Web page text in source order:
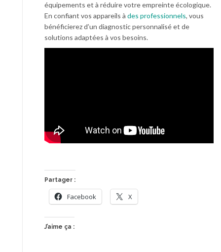
équipements et à réduire votre empreinte écologique.
En confiant vos appareils à des professionnels, vous
bénéficierez d’un diagnostic personnalisé et de
solutions adaptées à vos besoins.
Partager :
Facebook X
J’aime ça :